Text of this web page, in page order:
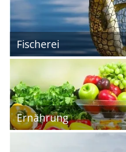
Fischerei
Ernährung